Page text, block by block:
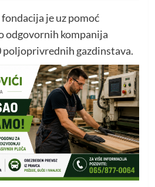
je uz pomoć
odgovornih kompanija
poljoprivrednih gazdinstava.